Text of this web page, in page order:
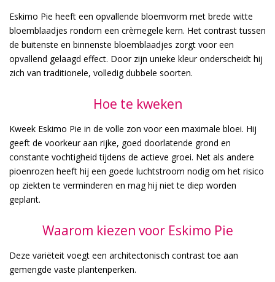
Eskimo Pie heeft een opvallende bloemvorm met brede witte
bloemblaadjes rondom een crèmegele kern. Het contrast tussen
de buitenste en binnenste bloemblaadjes zorgt voor een
opvallend gelaagd effect. Door zijn unieke kleur onderscheidt hij
zich van traditionele, volledig dubbele soorten.
Hoe te kweken
Kweek Eskimo Pie in de volle zon voor een maximale bloei. Hij
geeft de voorkeur aan rijke, goed doorlatende grond en
constante vochtigheid tijdens de actieve groei. Net als andere
pioenrozen heeft hij een goede luchtstroom nodig om het risico
op ziekten te verminderen en mag hij niet te diep worden
geplant.
Waarom kiezen voor Eskimo Pie
Deze variëteit voegt een architectonisch contrast toe aan
gemengde vaste plantenperken.